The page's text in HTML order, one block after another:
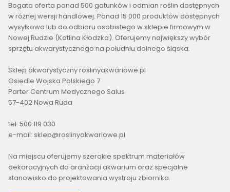
Bogata oferta ponad 500 gatunków i odmian roślin dostępnych
w różnej wersji handlowej. Ponad 15 000 produktów dostępnych
wysyłkowo lub do odbioru osobistego w sklepie firmowym w
Nowej Rudzie (Kotlina Kłodzka). Oferujemy największy wybór
sprzętu akwarystycznego na południu dolnego śląska.
Sklep akwarystyczny roslinyakwariowe.pl
Osiedle Wojska Polskiego 7
Parter Centrum Medycznego Salus
57-402 Nowa Ruda
tel: 500 119 030
e-mail: sklep@roslinyakwariowe.pl
Na miejscu oferujemy szerokie spektrum materiałów
dekoracyjnych do aranżacji akwarium oraz specjalne
stanowisko do projektowania wystroju zbiornika.